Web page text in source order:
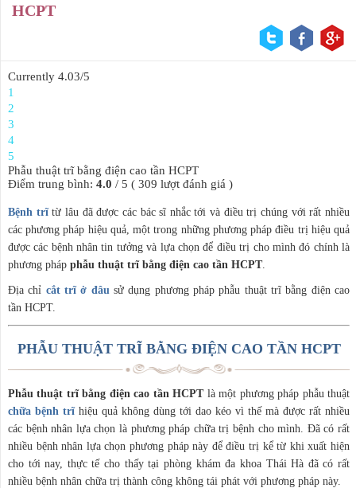
HCPT
Currently 4.03/5
1
2
3
4
5
Phẫu thuật trĩ bằng điện cao tần HCPT
Điểm trung bình: 4.0 / 5 ( 309 lượt đánh giá )
Bệnh trĩtừ lâu đã được các bác sĩ nhắc tới và điều trị chúng với rất nhiều
các phương pháp hiệu quả, một trong những phương pháp điều trị hiệu quả
được các bệnh nhân tin tưởng và lựa chọn để điều trị cho mình đó chính là
phương pháp phẫu thuật trĩ bằng điện cao tần HCPT.
Địa chỉ cắt trĩ ở đâu sử dụng phương pháp phẫu thuật trĩ bằng điện cao
tần HCPT.
PHẪU THUẬT TRĨ BẰNG ĐIỆN CAO TẦN HCPT
Phẫu thuật trĩ bằng điện cao tần HCPTlà một phương pháp phẫu thuật
chữa bệnh trĩhiệu quả không dùng tới dao kéo vì thế mà được rất nhiều
các bệnh nhân lựa chọn là phương pháp chữa trị bệnh cho mình. Đã có rất
nhiều bệnh nhân lựa chọn phương pháp này để điều trị kể từ khi xuất hiện
cho tới nay, thực tế cho thấy tại phòng khám đa khoa Thái Hà đã có rất
nhiều bệnh nhân chữa trị thành công không tái phát với phương pháp này.